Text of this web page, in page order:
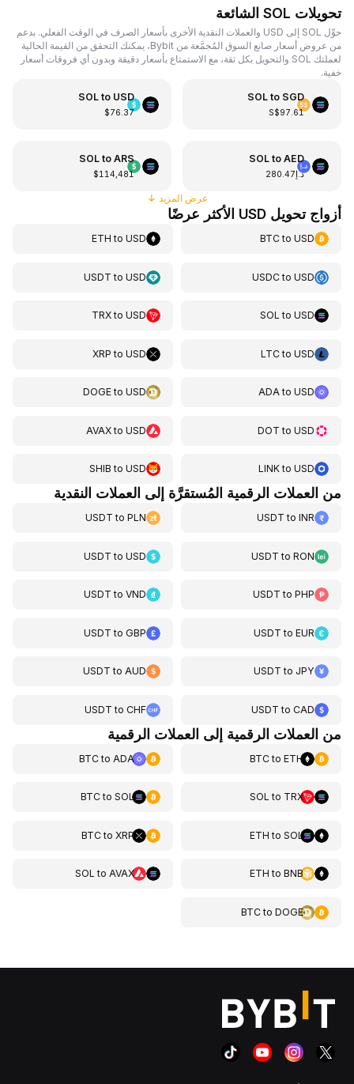
تحويلات SOL الشائعة
حوِّل SOL إلى USD والعملات النقدية الأخرى بأسعار الصرف في الوقت الفعلي. بدعم
من عروض أسعار صانع السوق المُجمَّعة من Bybit، يمكنك التحقق من القيمة الحالية
لعملتك SOL والتحويل بكل ثقة، مع الاستمتاع بأسعار دقيقة وبدون أي فروقات أسعار
خفية.
SOL to SGD
S$97.61
SOL to USD
$76.37
SOL toAED
د.إ280.47
SOL toARS
$114,481
عرض المزيد↓
أزواج تحويل USD الأكثر عرضًا
BTCtoUSD
ETH toUSD
USDCtoUSD
USDT toUSD
SOL toUSD
TRXtoUSD
LTCtoUSD
XRP toUSD
ADAtoUSD
DOGEtoUSD
DOT toUSD
AVAXtoUSD
LINKtoUSD
SHIB toUSD
من العملات الرقمية المُستقرَّة إلى العملات النقدية
USDT toINR
USDT toPLN
USDT toRON
USDT toUSD
USDT toPHP
USDT toVND
USDT toEUR
USDT toGBP
USDT toJPY
USDT toAUD
USDT toCAD
USDT toCHF
من العملات الرقمية إلى العملات الرقمية
BTCtoETH
BTCtoADA
SOL to TRX
BTCtoSOL
ETH toSOL
BTCtoXRP
ETH toBNB
SOL toAVAX
BTCtoDOGE